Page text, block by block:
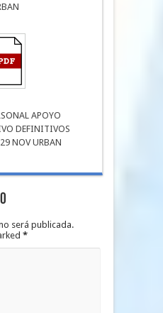
APOYO
DEFINITIVOS
NOV URBAN
será publicada.
*